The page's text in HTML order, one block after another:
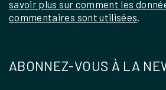
savoir plus sur comment les
commentaires sont utilisées.
ABONNEZ-VOUS À LA